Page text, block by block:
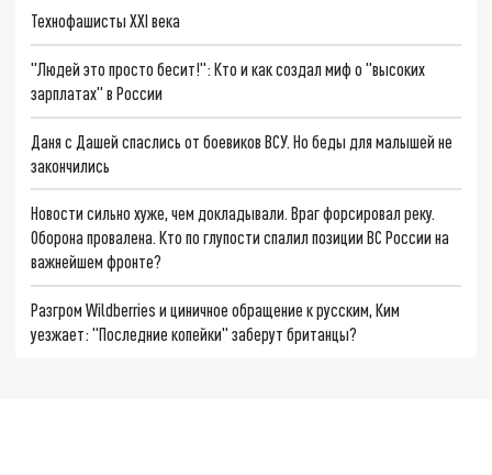
Технофашисты XXI века
"Людей это просто бесит!": Кто и как создал миф о "высоких
зарплатах" в России
Даня с Дашей спаслись от боевиков ВСУ. Но беды для малышей не
закончились
Новости сильно хуже, чем докладывали. Враг форсировал реку.
Оборона провалена. Кто по глупости спалил позиции ВС России на
важнейшем фронте?
Разгром Wildberries и циничное обращение к русским, Ким
уезжает: "Последние копейки" заберут британцы?